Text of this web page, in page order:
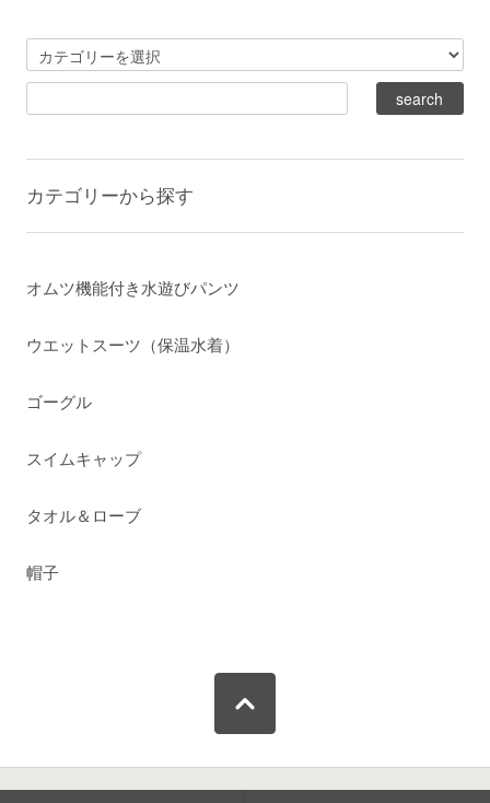
カテゴリーから探す
オムツ機能付き水遊びパンツ
ウエットスーツ（保温水着）
ゴーグル
スイムキャップ
タオル＆ローブ
帽子